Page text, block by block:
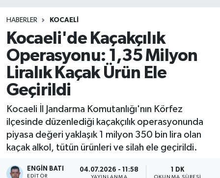
HABERLER KOCAELİ
Kocaeli'de Kaçakçılık
Operasyonu: 1,35 Milyon
Liralık Kaçak Ürün Ele
Geçirildi
Kocaeli İl Jandarma Komutanlığı'nın Körfez
ilçesinde düzenlediği kaçakçılık operasyonunda
piyasa değeri yaklaşık 1 milyon 350 bin lira olan
kaçak alkol, tütün ürünleri ve silah ele geçirildi.
ENGIN BATI
EDITÖR
04.07.2026 - 11:58 1 DK